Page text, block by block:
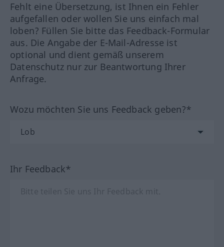
Fehlt eine Übersetzung, ist Ihnen ein Fehler
aufgefallen oder wollen Sie uns einfach mal
loben? Füllen Sie bitte das Feedback-Formular
aus. Die Angabe der E-Mail-Adresse ist
optional und dient gemäß unserem
Datenschutz nur zur Beantwortung Ihrer
Anfrage.
Wozu möchten Sie uns Feedback geben?*
Ihr Feedback*